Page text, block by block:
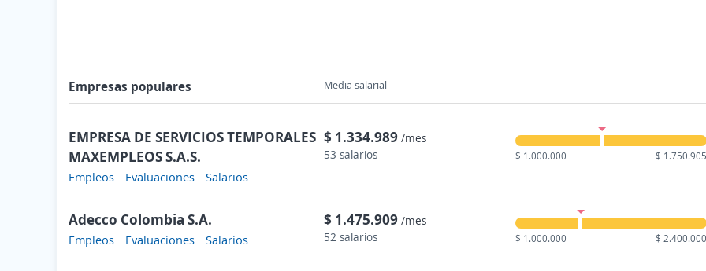
Empresas populares Media salarial
EMPRESA DE SERVICIOS TEMPORALES
MAXEMPLEOS S.A.S.
Empleos Evaluaciones Salarios
$ 1.334.989 /mes
53 salarios
$ 1.000.000 $ 1.750.905
Adecco Colombia S.A.
Empleos Evaluaciones Salarios
$ 1.475.909 /mes
52 salarios
$ 1.000.000 $ 2.400.000